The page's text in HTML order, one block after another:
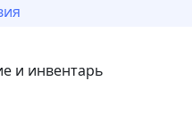
и инвентарь